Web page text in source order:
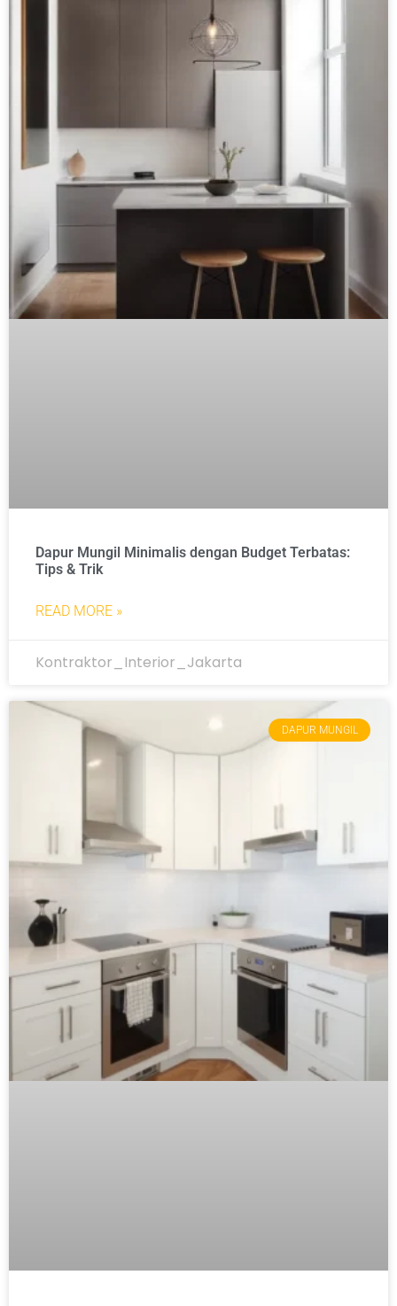
Dapur Mungil Minimalis dengan Budget Terbatas:
Tips & Trik
READ MORE »
Kontraktor_Interior_Jakarta
DAPUR MUNGIL